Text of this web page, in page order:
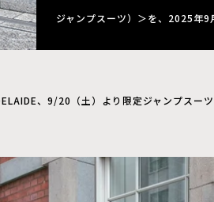
ジャンプスーツ）＞を、2025年9
、9/20（土）より限定ジャンプスー